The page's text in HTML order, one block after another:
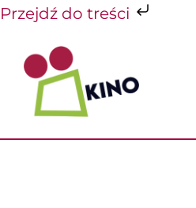
Przejdź do treści
zawartości